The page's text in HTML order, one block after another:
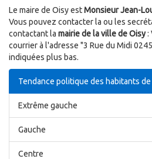
Le maire de Oisy estMonsieur Jean-
Vous pouvez contacter la ou les
contactant la mairie de la ville de Oisy:
courrier à l'adresse "3 Rue du Midi
indiquées plus bas.
Tendance politique des habitants
Extrême gauche
Gauche
Centre